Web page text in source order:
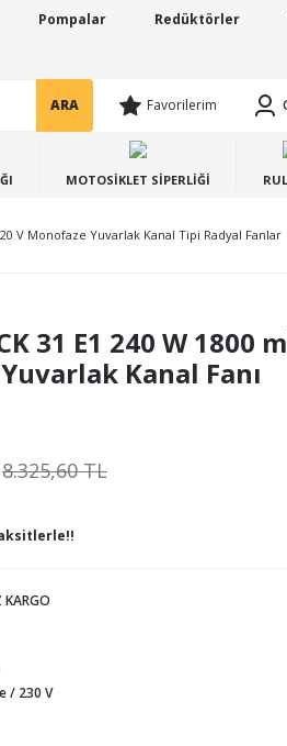
Pompalar Redüktörler
ARA Favorilerim
MOTOSİKLET SİPERLİĞİ
V Monofaze Yuvarlak Kanal Tipi Radyal Fanlar
31 E1 240 W 1800
Kanal Fanı
8.325,60 TL
KARGO
/ 230 V